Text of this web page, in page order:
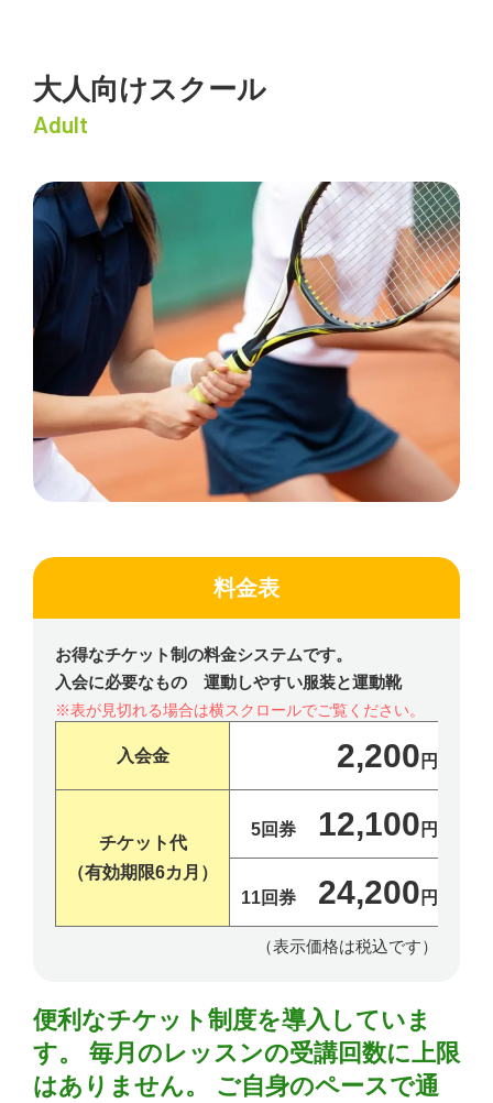
大人向けスクール
Adult
料金表
お得なチケット制の料金システムです。
入会に必要なもの 運動しやすい服装と運動靴
入会金 2,200 円
チケット代
（有効期限6カ月）
5回券 12,100 円
11回券 24,200 円
（表示価格は税込です）
便利なチケット制度を導入していま
す。
毎月のレッスンの受講回数に上限
はありません。
ご自身のペースで通